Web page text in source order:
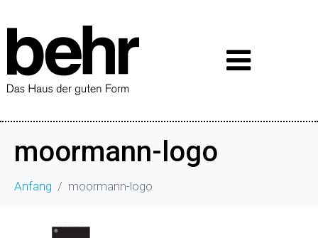
moormann-logo
Anfang moormann-logo